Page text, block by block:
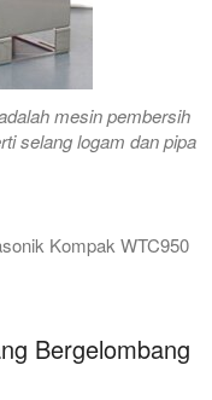
mesin pembersih
selang logam dan pipa
Kompak WTC950
Bergelombang